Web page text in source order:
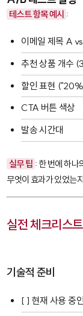
테스트 항목 예시 :
이메일 제목 A
추천 상품 개수
할인 표현
CTA 버튼 색상
발송 시간대
실무 팁 : 한 번에 하나
무엇이 효과가 있었는
실전 체크리스
기술적 준비
[ ] 현재 사용 중